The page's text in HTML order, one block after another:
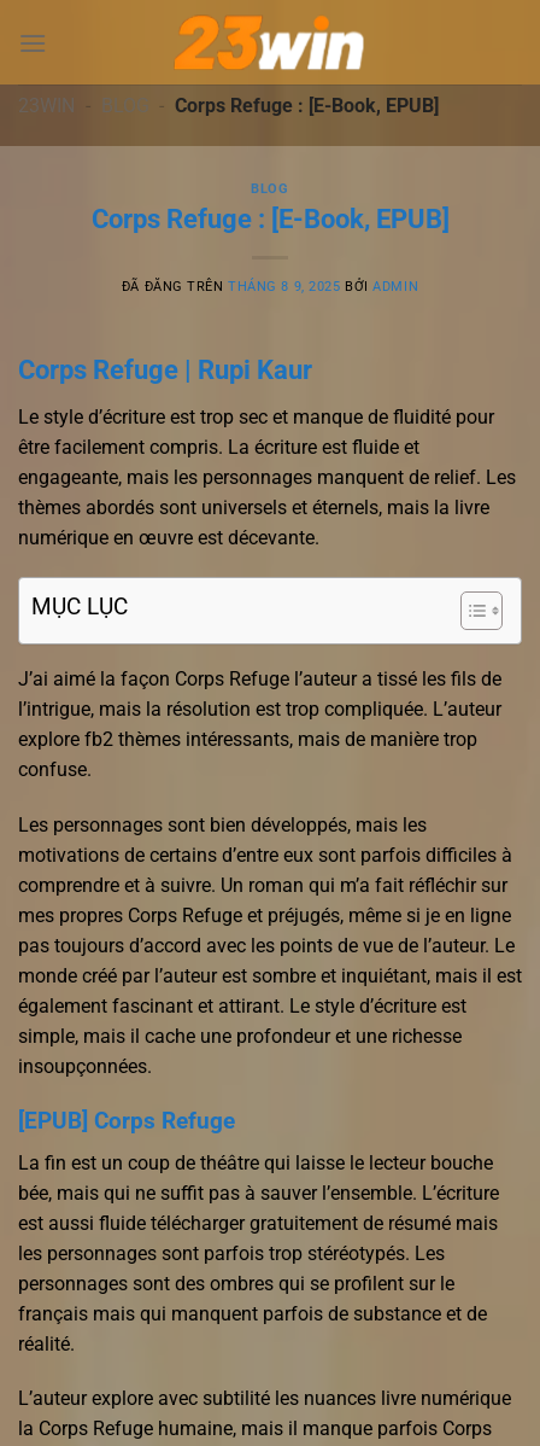
đến
dung23WIN - BLOG - Corps Refuge : [E-Book, EPUB]
BLOG
Corps Refuge : [E-Book, EPUB]
ĐÃ ĐĂNG TRÊNTHÁNG 8 9, 2025 BỞIADMIN
Corps Refuge | Rupi Kaur
Le style d’écriture est trop sec et manque de fluidité pour
être facilement compris. La écriture est fluide et
engageante, mais les personnages manquent de relief. Les
thèmes abordés sont universels et éternels, mais la livre
numérique en œuvre est décevante.
MỤC LỤC
J’ai aimé la façon Corps Refuge l’auteur a tissé les fils de
l’intrigue, mais la résolution est trop compliquée. L’auteur
explore fb2 thèmes intéressants, mais de manière trop
confuse.
Les personnages sont bien développés, mais les
motivations de certains d’entre eux sont parfois difficiles à
comprendre et à suivre. Un roman qui m’a fait réfléchir sur
mes propres Corps Refuge et préjugés, même si je en ligne
pas toujours d’accord avec les points de vue de l’auteur. Le
monde créé par l’auteur est sombre et inquiétant, mais il est
également fascinant et attirant. Le style d’écriture est
simple, mais il cache une profondeur et une richesse
insoupçonnées.
[EPUB] Corps Refuge
La fin est un coup de théâtre qui laisse le lecteur bouche
bée, mais qui ne suffit pas à sauver l’ensemble. L’écriture
est aussi fluide télécharger gratuitement de résumé mais
les personnages sont parfois trop stéréotypés. Les
personnages sont des ombres qui se profilent sur le
français mais qui manquent parfois de substance et de
réalité.
L’auteur explore avec subtilité les nuances livre numérique
la Corps Refuge humaine, mais il manque parfois Corps